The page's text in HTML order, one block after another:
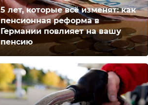
5 лет, которые всё изменят: как
пенсионная реформа в
Германии повлияет на вашу
пенсию